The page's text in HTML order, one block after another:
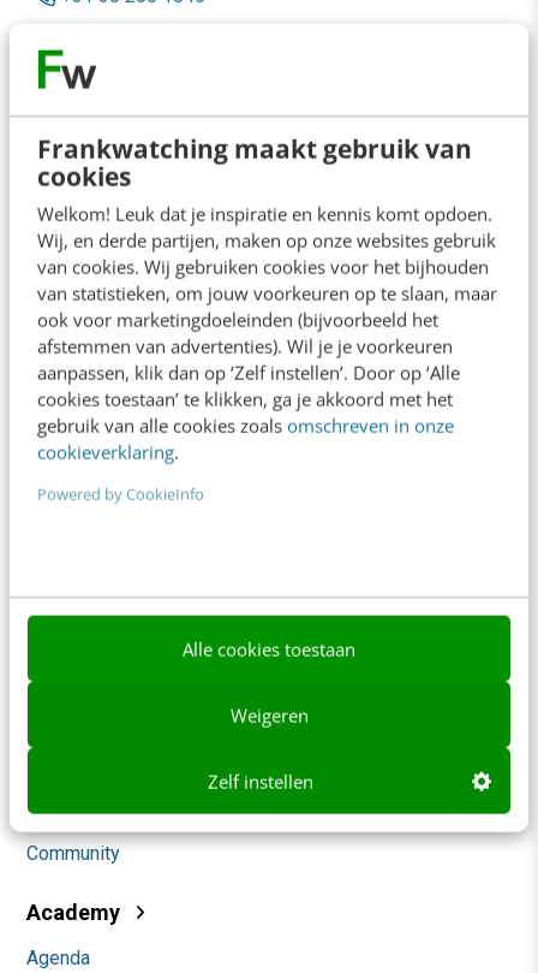
Frankwatching maakt gebruik van
cookies
Welkom! Leuk dat je inspiratie en kennis komt opdoen.
Wij, en derde partijen, maken op onze websites gebruik
van cookies. Wij gebruiken cookies voor het bijhouden
van statistieken, om jouw voorkeuren op te slaan, maar
ook voor marketingdoeleinden (bijvoorbeeld het
afstemmen van advertenties). Wil je je voorkeuren
aanpassen, klik dan op ‘Zelf instellen’. Door op ‘Alle
cookies toestaan’ te klikken, ga je akkoord met het
gebruik van alle cookies zoals omschreven in onze
cookieverklaring.
Powered by CookieInfo
Alle cookies toestaan
Weigeren
Zelf instellen
Meer contactopties
Frankwatching
Contact
Nieuwsbrieven
Over ons
Ons team
Werken bij
Content & Communicatie
Themanieuwsbrieven
Community
Academy
Agenda